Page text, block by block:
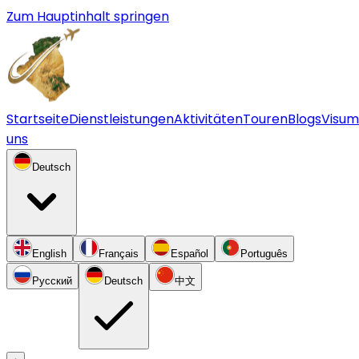
Zum Hauptinhalt springen
StartseiteDienstleistungenAktivitätenTourenBlogs
uns
Deutsch
English Français Español Português
Русский Deutsch 中文